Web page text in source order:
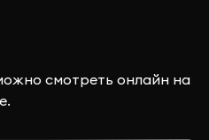
смотреть онлайн на